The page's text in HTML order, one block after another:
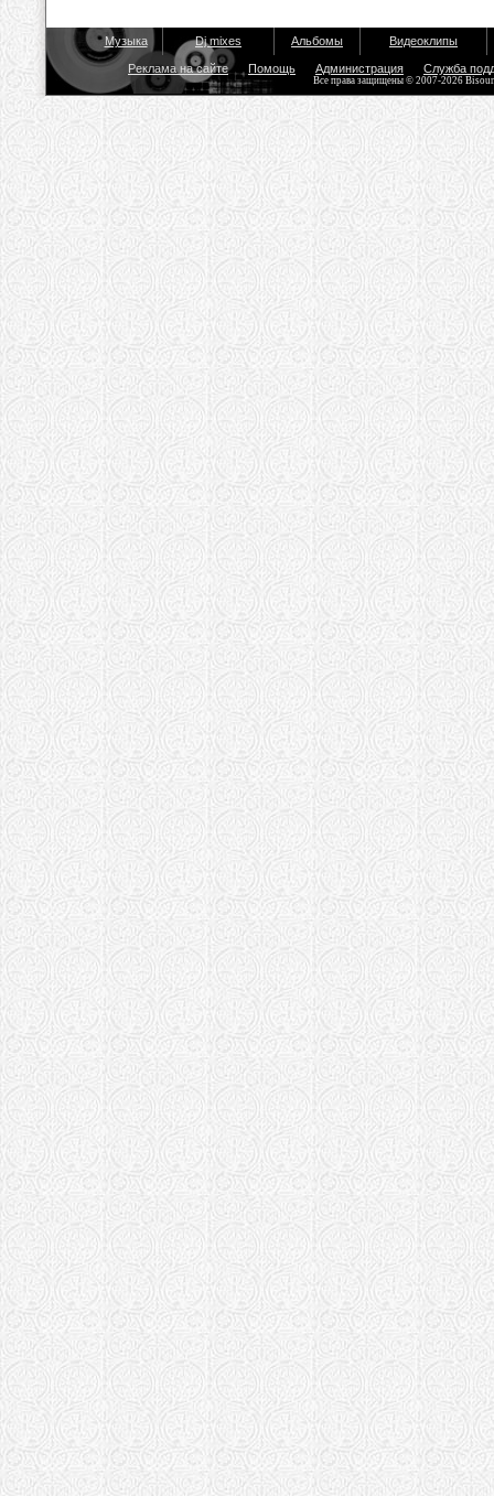
Музыка Dj mixes Альбомы Видеоклипы
Реклама на сайте Помощь Администрация Служба
Все права защищены © 2007-2026